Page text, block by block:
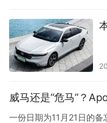
威马还是“危马”？
一份日期为11月21日的